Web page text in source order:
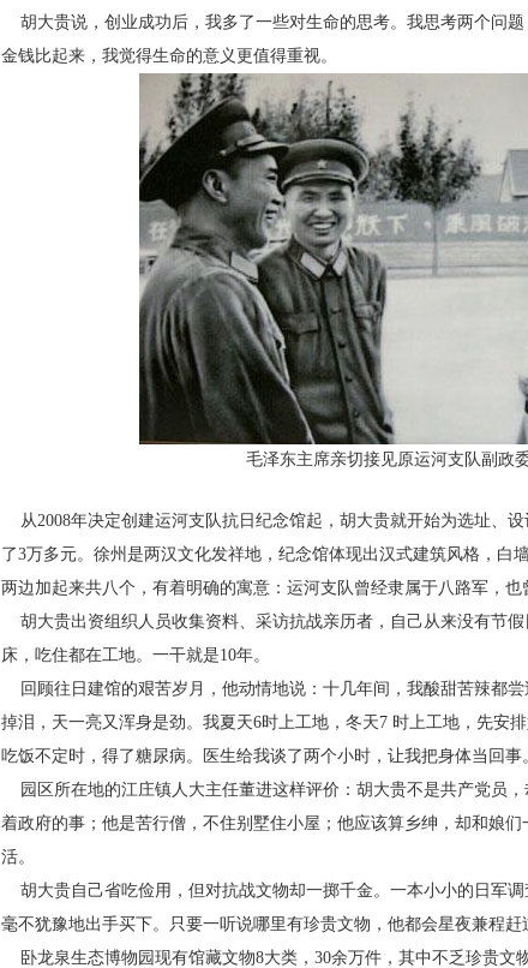
胡大贵说，创业成功后，我多了一些对生命的思考。我思考两个问
金钱比起来，我觉得生命的意义更值得重视。
毛泽东主席亲切接见原运河支队副政
从2008年决定创建运河支队抗日纪念馆起，胡大贵就开始为选址、
了3万多元。徐州是两汉文化发祥地， 纪念馆体现出汉式建筑风格，白
两边加起来共八个，有着明确的寓意：运河支队曾经隶属于八路军，也
胡大贵出资组织人员收集资料、采访抗战亲历者，自己从来没有节假
床，吃住都在工地。一干就是10年。
回顾往日建馆的艰苦岁月，他动情地说：十几年间，我酸甜苦辣都
掉泪，天一亮又浑身是劲。我夏天6时上工地，冬天7 时上工地，先安
吃饭不定时，得了糖尿病。
医生给我谈了两个小时，让我把身体当回事
园区所在地的江庄镇人大主任董进这样评价：胡 大贵不是共产党员
着政府的事；他是苦行僧，不住别墅住小屋；他应该算乡绅，却和娘
活。
胡大贵自己省吃俭用，但对抗战文物却一掷千金。一本小小的日军
毫不犹豫地出手买下。只要一听说哪里有珍贵文物，他都会星夜兼程赶
卧龙泉生态博物园现有馆藏文物8大类，30余万件，其中不乏珍贵文